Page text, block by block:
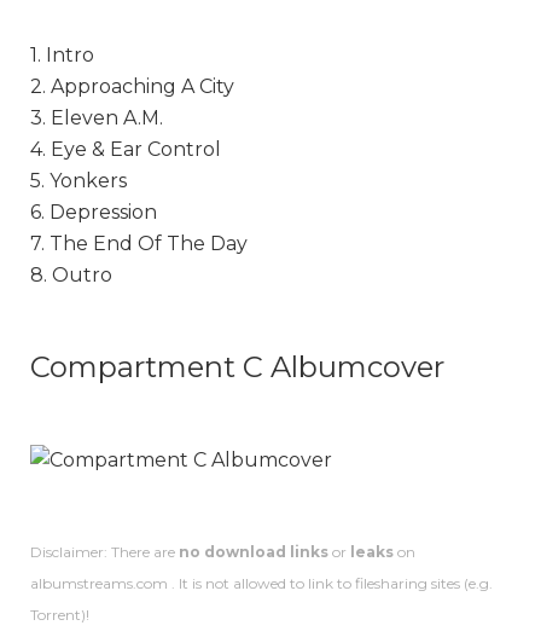
1. Intro
2. Approaching A City
3. Eleven A.M.
4. Eye & Ear Control
5. Yonkers
6. Depression
7. The End Of The Day
8. Outro
Compartment C Albumcover
Disclaimer: There are no download links or leaks on
albumstreams.com . It is not allowed to link to filesharing sites (e.g.
Torrent)!